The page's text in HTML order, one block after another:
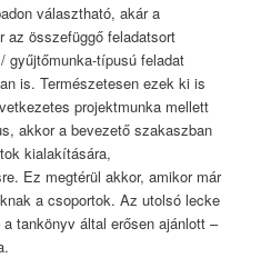
választható, akár a
az összefüggő feladatsort
gyűjtőmunka-típusú feladat
is. Természetesen ezek ki is
projektmunka mellett
akkor a bevezető szakaszban
kialakítására,
Ez megtérül akkor, amikor már
a csoportok. Az utolsó lecke
tankönyv által erősen ajánlott –